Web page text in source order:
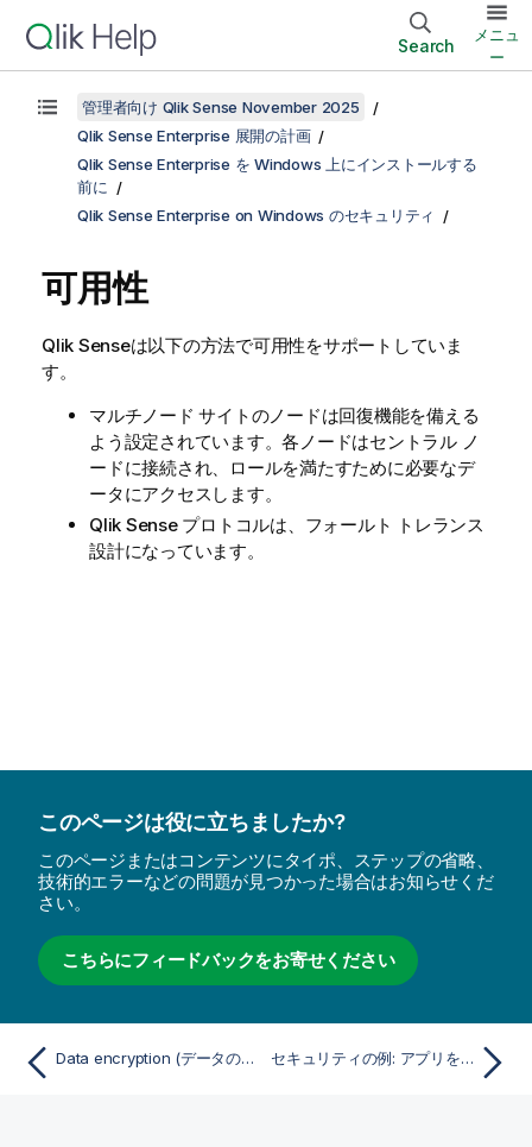
Search
メニュ
ー
管理者向け Qlik Sense November 2025
Qlik Sense Enterprise 展開の計画
Qlik Sense Enterprise を Windows 上にインストールする
前に
Qlik Sense Enterprise on Windows のセキュリティ
可用性
Qlik Senseは以下の方法で可用性をサポートしていま
す。
マルチノード サイトのノードは回復機能を備える
よう設定されています。各ノードはセントラル ノ
ードに接続され、ロールを満たすために必要なデ
ータにアクセスします。
Qlik Senseプロトコルは、フォールト トレランス
設計になっています。
このページは役に立ちましたか?
このページまたはコンテンツにタイポ、ステップの省略、
技術的エラーなどの問題が見つかった場合はお知らせくだ
さい。
こちらにフィードバックをお寄せください
Data encryption (データの暗号化) セキュリティの例: アプリを開く